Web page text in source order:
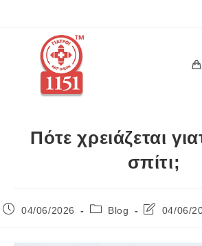
Πότε χρειάζεται
σπίτι;
04/06/2026 Blog 04/06/